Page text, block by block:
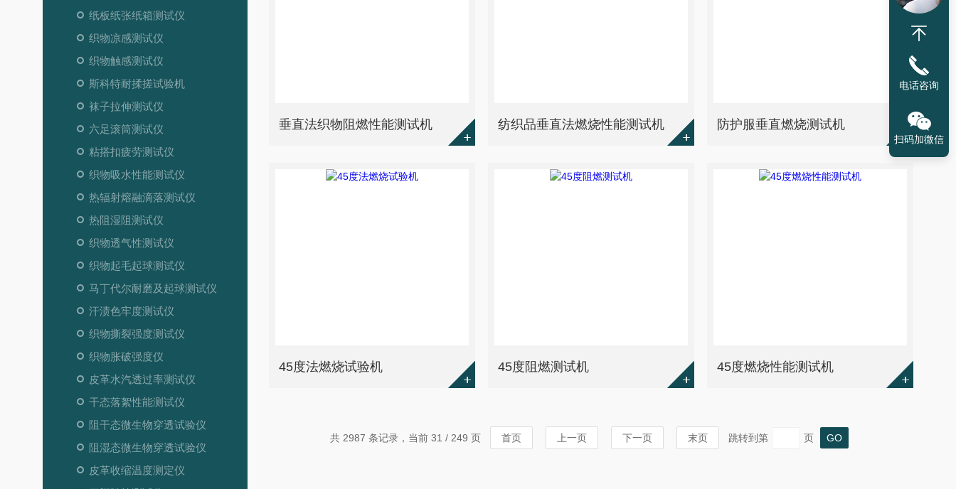
纸板纸张纸箱测试仪
织物凉感测试仪
织物触感测试仪
斯科特耐揉搓试验机
袜子拉伸测试仪
六足滚筒测试仪
粘搭扣疲劳测试仪
织物吸水性能测试仪
热辐射熔融滴落测试仪
热阻湿阻测试仪
织物透气性测试仪
织物起毛起球测试仪
马丁代尔耐磨及起球测试仪
汗渍色牢度测试仪
织物撕裂强度测试仪
织物胀破强度仪
皮革水汽透过率测试仪
干态落絮性能测试仪
阻干态微生物穿透试验仪
阻湿态微生物穿透试验仪
皮革收缩温度测定仪
垂直法织物阻燃性能测试机 纺织品垂直法燃烧性能测试机 防护服垂直燃烧测试机
45度法燃烧试验机 45度阻燃测试机 45度燃烧性能测试机
共 2987 条记录，当前 31 / 249 页 首页 上一页 下一页 末页 跳转到第 页
电话咨询
扫码加微信